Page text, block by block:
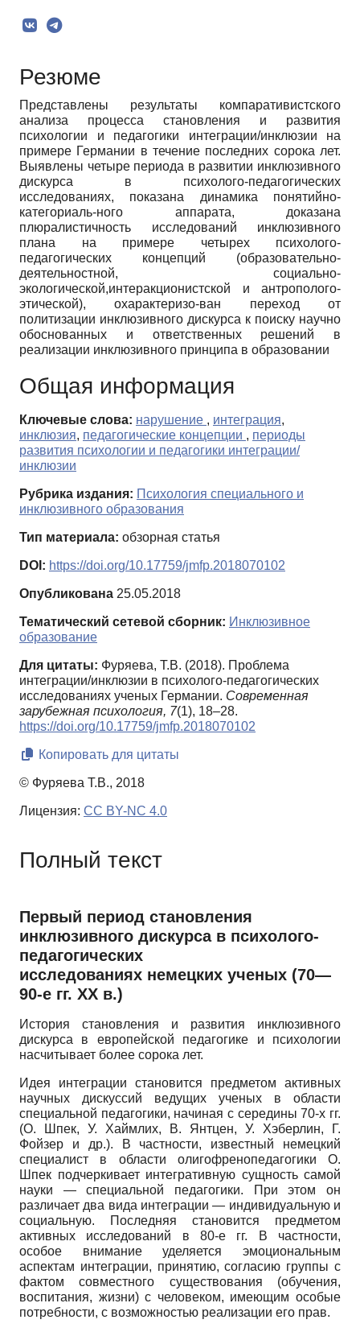
Резюме
Представлены результаты компаративистского
анализа процесса становления и развития
психологии и педагогики интеграции/инклюзии на
примере Германии в течение последних сорока лет.
Выявлены четыре периода в развитии инклюзивного
дискурса в психолого-педагогических
исследованиях, показана динамика понятийно-
категориаль-ного аппарата, доказана
плюралистичность исследований инклюзивного
плана на примере четырех психолого-
педагогических концепций (образовательно-
деятельностной, социально-
экологической,интеракционистской и антрополого-
этической), охарактеризо-ван переход от
политизации инклюзивного дискурса к поиску научно
обоснованных и ответственных решений в
реализации инклюзивного принципа в образовании
Общая информация
Ключевые слова: нарушение , интеграция,
инклюзия, педагогические концепции , периоды
развития психологии и педагогики интеграции/
инклюзии
Рубрика издания: Психология специального и
инклюзивного образования
Тип материала: обзорная статья
DOI: https://doi.org/10.17759/jmfp.2018070102
Опубликована 25.05.2018
Тематический сетевой сборник: Инклюзивное
образование
Для цитаты: Фуряева, Т.В. (2018). Проблема
интеграции/инклюзии в психолого-педагогических
исследованиях ученых Германии. Современная
зарубежная психология, 7(1), 18–28.
https://doi.org/10.17759/jmfp.2018070102
Копировать для цитаты
© Фуряева Т.В., 2018
Лицензия: CC BY-NC 4.0
Полный текст
Первый период становления
инклюзивного дискурса в психолого-
педагогических
исследованиях немецких ученых (70—
90-е гг. ХХ в.)
История становления и развития инклюзивного
дискурса в европейской педагогике и психологии
насчитывает более сорока лет.
Идея интеграции становится предметом активных
научных дискуссий ведущих ученых в области
специальной педагогики, начиная с середины 70-х гг.
(О. Шпек, У. Хаймлих, В. Янтцен, У. Хэберлин, Г.
Фойзер и др.). В частности, известный немецкий
специалист в области олигофренопедагогики О.
Шпек подчеркивает интегративную сущность самой
науки — специальной педагогики. При этом он
различает два вида интеграции — индивидуальную и
социальную. Последняя становится предметом
активных исследований в 80-е гг. В частности,
особое внимание уделяется эмоциональным
аспектам интеграции, принятию, согласию группы с
фактом совместного существования (обучения,
воспитания, жизни) с человеком, имеющим особые
потребности, с возможностью реализации его прав.